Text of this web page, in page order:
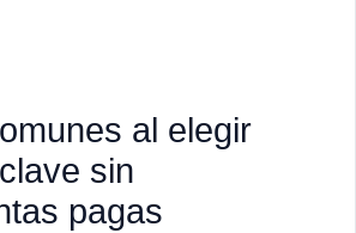
al elegir
sin
pagas